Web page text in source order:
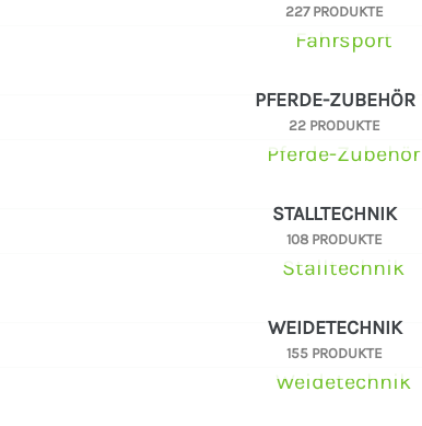
227 PRODUKTE
PFERDE-ZUBEHÖR
22 PRODUKTE
STALLTECHNIK
108 PRODUKTE
WEIDETECHNIK
155 PRODUKTE